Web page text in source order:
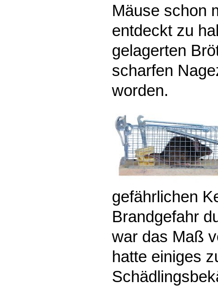
Mäuse schon
entdeckt zu
gelagerten
scharfen
worden.
gefährlichen
Brandgefahr
war das Maß
hatte einiges